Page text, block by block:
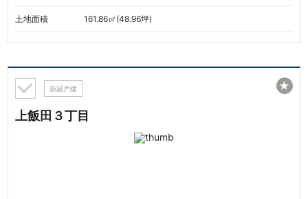
土地面積 161.86㎡(48.96坪)
新築戸建
上飯田３丁目
★